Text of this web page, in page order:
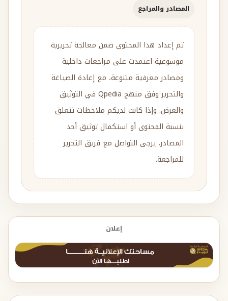
المصادر والمراجع
تم إعداد هذا المحتوى ضمن معالجة تحريرية
موسوعية اعتمدت على مراجعات داخلية
ومصادر معرفية متنوعة، مع إعادة الصياغة
والتحرير وفق منهج Qpedia في التوثيق
والعرض. وإذا كانت لديكم ملاحظات تتعلق
بنسبة المحتوى أو استكمال توثيق أحد
المصادر، يرجى التواصل مع فريق التحرير
للمراجعة.
إعلان